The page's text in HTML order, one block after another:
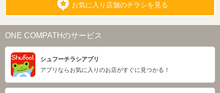
お気に入り店舗のチラシを見る
ONE COMPATHのサービス
シュフーチラシアプリ
アプリならお気に入りのお店がすぐに見つかる！